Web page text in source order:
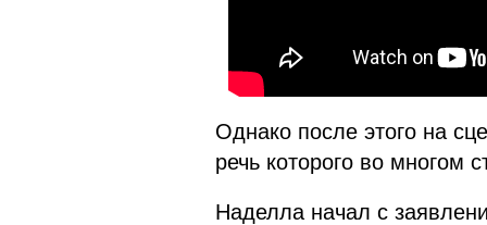
Однако после этого на
речь которого во многом
Наделла начал с